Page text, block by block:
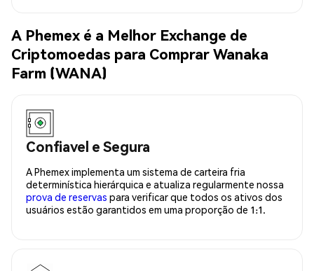
A Phemex é a Melhor Exchange de
Criptomoedas para Comprar Wanaka
Farm (WANA)
Confiavel e Segura
A Phemex implementa um sistema de carteira fria
determinística hierárquica e atualiza regularmente nossa
prova de reservas para verificar que todos os ativos dos
usuários estão garantidos em uma proporção de 1:1.